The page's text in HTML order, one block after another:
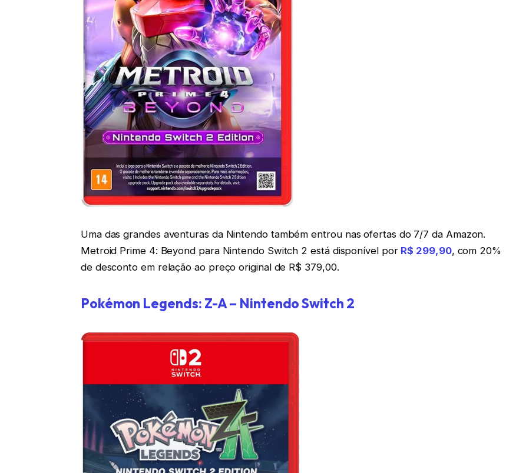
Uma das grandes aventuras da Nintendo também entrou nas ofertas do 7/7 da Amazon.
Metroid Prime 4: Beyond para Nintendo Switch 2 está disponível por R$ 299,90, com 20%
de desconto em relação ao preço original de R$ 379,00.
Pokémon Legends: Z-A – Nintendo Switch 2